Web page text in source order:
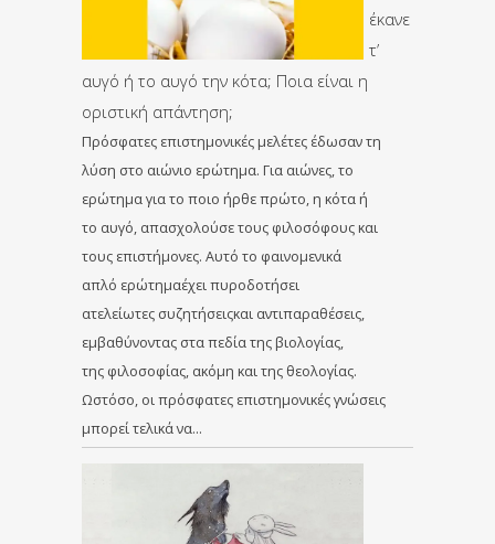
έκανε
τ’
αυγό ή το αυγό την κότα; Ποια είναι η
οριστική απάντηση;
Πρόσφατες επιστημονικές μελέτες έδωσαν τη
λύση στο αιώνιο ερώτημα. Για αιώνες, το
ερώτημα για το ποιο ήρθε πρώτο, η κότα ή
το αυγό, απασχολούσε τους φιλοσόφους και
τους επιστήμονες. Αυτό το φαινομενικά
απλό ερώτημαέχει πυροδοτήσει
ατελείωτες συζητήσειςκαι αντιπαραθέσεις,
εμβαθύνοντας στα πεδία της βιολογίας,
της φιλοσοφίας, ακόμη και της θεολογίας.
Ωστόσο, οι πρόσφατες επιστημονικές γνώσεις
μπορεί τελικά να…